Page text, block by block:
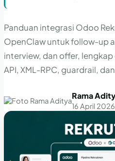
Panduan integrasi Odoo
OpenClaw untuk follow-up
interview, dan offer,
API, XML-RPC, guardrail,
Rama
16 April